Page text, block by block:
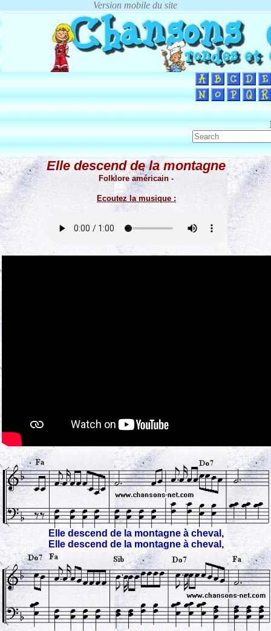
Elle descend de la montagne
Folklore américain -
Ecoutez la musique :
Elle descend de la montagne à cheval,
Elle descend de la montagne à cheval,